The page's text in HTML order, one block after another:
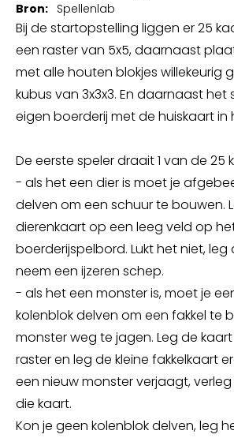
Bron: Spellenlab
Bij de startopstelling liggen er 25
een raster van 5x5, daarnaast
met alle houten blokjes willekeurig
kubus van 3x3x3. En daarnaast het
eigen boerderij met de huiskaart in
De eerste speler draait 1 van de 25
- als het een dier is moet je
delven om een schuur te bouwen.
dierenkaart op een leeg veld op
boerderijspelbord. Lukt het niet,
neem een ijzeren schep.
- als het een monster is, moet je
kolenblok delven om een fakkel te
monster weg te jagen. Leg de
raster en leg de kleine fakkelkaart
een nieuw monster verjaagt,
die kaart.
Kon je geen kolenblok delven, leg